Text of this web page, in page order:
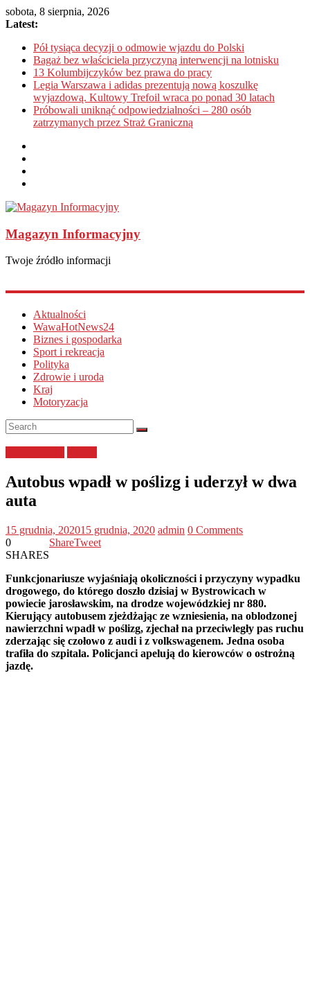
sobota, 8 sierpnia, 2026
Latest:
Pół tysiąca decyzji o odmowie wjazdu do Polski
Bagaż bez właściciela przyczyną interwencji na lotnisku
13 Kolumbijczyków bez prawa do pracy
Legia Warszawa i adidas prezentują nową koszulkę
wyjazdową. Kultowy Trefoil wraca po ponad 30 latach
Próbowali uniknąć odpowiedzialności – 280 osób
zatrzymanych przez Straż Graniczną
Magazyn Informacyjny
Twoje źródło informacji
Aktualności
WawaHotNews24
Biznes i gospodarka
Sport i rekreacja
Polityka
Zdrowie i uroda
Kraj
Motoryzacja
Autobus wpadł w poślizg i uderzył w dwa
auta
15 grudnia, 202015 grudnia, 2020 admin 0 Comments
0
SHARES
ShareTweet
Funkcjonariusze wyjaśniają okoliczności i przyczyny wypadku
drogowego, do którego doszło dzisiaj w Bystrowicach w
powiecie jarosławskim, na drodze wojewódzkiej nr 880.
Kierujący autobusem zjeżdżając ze wzniesienia, na oblodzonej
nawierzchni wpadł w poślizg, zjechał na przeciwległy pas ruchu
zderzając się czołowo z audi i z volkswagenem. Jedna osoba
trafiła do szpitala. Policjanci apelują do kierowców o ostrożną
jazdę.